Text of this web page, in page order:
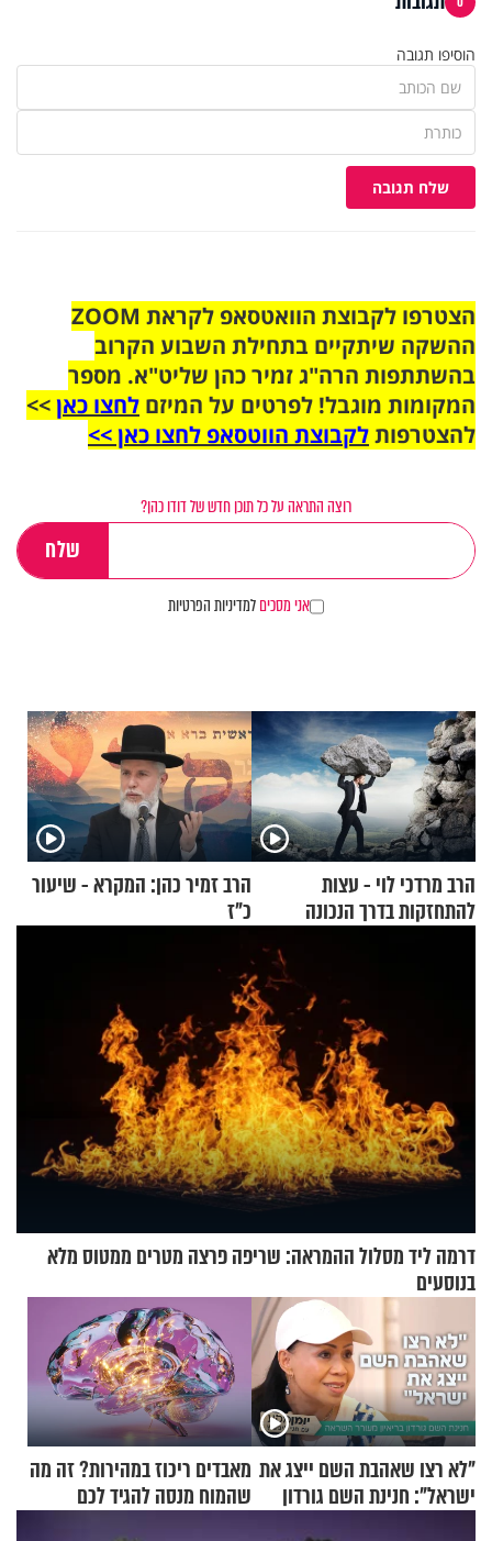
הוסיפו תגובה
שלח תגובה
הצטרפו לקבוצת הוואטסאפ לקראת ZOOM
ההשקה שיתקיים בתחילת השבוע הקרוב
בהשתתפות הרה"ג זמיר כהן שליט"א. מספר
המקומות מוגבל! לפרטים על המיזם לחצו כאן>>
להצטרפותלקבוצת הווטסאפ לחצו כאן >>
רוצה התראה על כל תוכן חדש של דודו כהן?
אני מסכיםלמדיניות הפרטיות
הרב מרדכי לוי - עצות
להתחזקות בדרך הנכונה
הרב זמיר כהן: המקרא - שיעור
כ"ז
דרמה ליד מסלול ההמראה: שריפה פרצה מטרים ממטוס מלא
בנוסעים
"לא רצו שאהבת השם ייצג את
ישראל": חנינת השם גורדון
מאבדים ריכוז במהירות? זה מה
שהמוח מנסה להגיד לכם